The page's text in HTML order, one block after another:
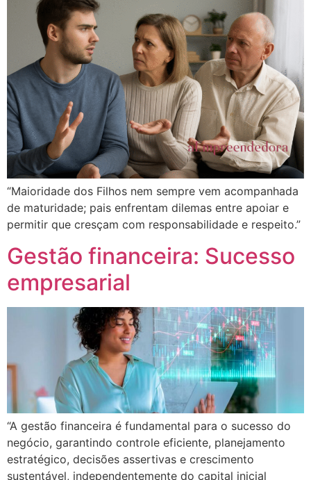
“Maioridade dos Filhos nem sempre vem acompanhada
de maturidade; pais enfrentam dilemas entre apoiar e
permitir que cresçam com responsabilidade e respeito.”
Gestão financeira: Sucesso
empresarial
“A gestão financeira é fundamental para o sucesso do
negócio, garantindo controle eficiente, planejamento
estratégico, decisões assertivas e crescimento
sustentável, independentemente do capital inicial